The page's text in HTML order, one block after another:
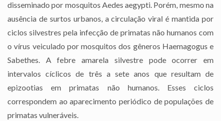
disseminado por mosquitos Aedes aegypti. Porém, mesmo na
ausência de surtos urbanos, a circulação viral é mantida por
ciclos silvestres pela infecção de primatas não humanos com
o vírus veiculado por mosquitos dos gêneros Haemagogus e
Sabethes. A febre amarela silvestre pode ocorrer em
intervalos cíclicos de três a sete anos que resultam de
epizootias em primatas não humanos. Esses ciclos
correspondem ao aparecimento periódico de populações de
primatas vulneráveis.